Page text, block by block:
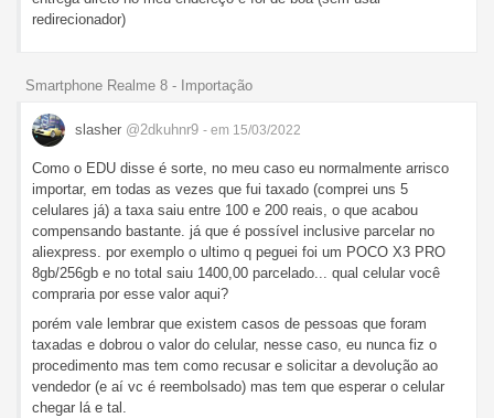
redirecionador)
Smartphone Realme 8 - Importação
slasher @2dkuhnr9 - em 15/03/2022
Como o EDU disse é sorte, no meu caso eu normalmente arrisco
importar, em todas as vezes que fui taxado (comprei uns 5
celulares já) a taxa saiu entre 100 e 200 reais, o que acabou
compensando bastante. já que é possível inclusive parcelar no
aliexpress. por exemplo o ultimo q peguei foi um POCO X3 PRO
8gb/256gb e no total saiu 1400,00 parcelado... qual celular você
compraria por esse valor aqui?
porém vale lembrar que existem casos de pessoas que foram
taxadas e dobrou o valor do celular, nesse caso, eu nunca fiz o
procedimento mas tem como recusar e solicitar a devolução ao
vendedor (e aí vc é reembolsado) mas tem que esperar o celular
chegar lá e tal.